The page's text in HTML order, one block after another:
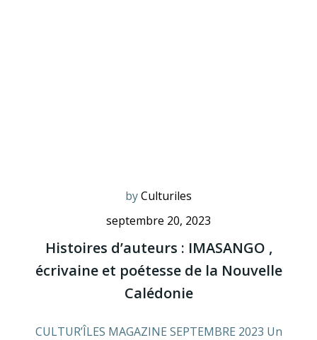
byCulturiles
septembre 20, 2023
Histoires d’auteurs : IMASANGO ,
écrivaine et poétesse de la Nouvelle
Calédonie
CULTUR’ÎLES MAGAZINE SEPTEMBRE 2023 Un